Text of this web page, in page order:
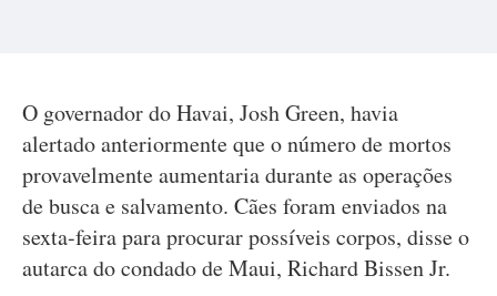
O governador do Havai, Josh Green, havia
alertado anteriormente que o número de mortos
provavelmente aumentaria durante as operações
de busca e salvamento. Cães foram enviados na
sexta-feira para procurar possíveis corpos, disse o
autarca do condado de Maui, Richard Bissen Jr.